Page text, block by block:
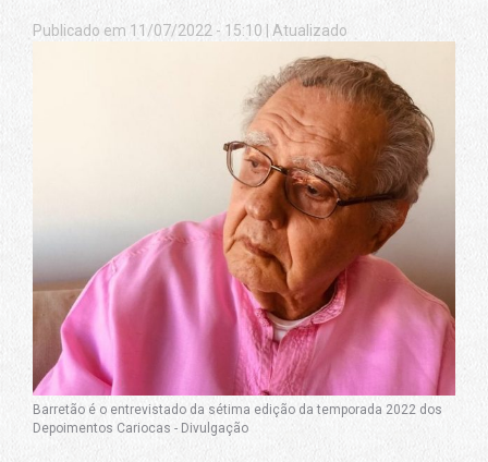
Publicado em 11/07/2022 - 15:10 Atualizado
Barretão é o entrevistado da sétima edição da temporada 2022 dos
Depoimentos Cariocas - Divulgação